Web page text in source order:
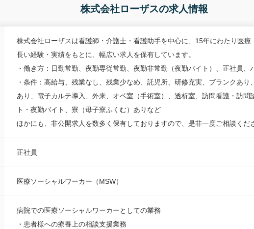
株式会社ローザスの求人情報
株式会社ローザスは看護師・介護士・看護助手を中心に、15年にわたり医
長い経験・実績をもとに、幅広い求人を保有しています。
・働き方：日勤常勤、夜勤専従常勤、夜勤非常勤（夜勤バイト）、正社員、
・条件：高給与、残業なし、残業少なめ、託児所、研修充実、ブランクあ
あり、電子カルテ導入、外来、オペ室（手術室）、透析室、訪問看護・訪
ト・夜勤バイト、寮（母子寮ふくむ）ありなど
ほかにも、非公開求人を数多く保有しておりますので、是非一度ご相談くだ
正社員
医療ソーシャルワーカー（MSW）
病院での医療ソーシャルワーカーとしての業務
・患者様への療養上の相談支援業務